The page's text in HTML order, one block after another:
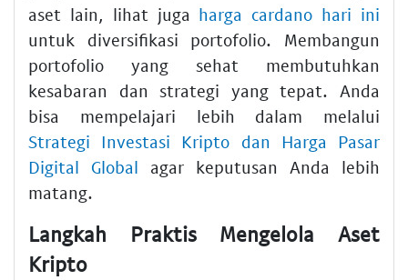
aset lain, lihat juga harga cardano hari ini
untuk diversifikasi portofolio. Membangun
portofolio yang sehat membutuhkan
kesabaran dan strategi yang tepat. Anda
bisa mempelajari lebih dalam melalui
Strategi Investasi Kripto dan Harga Pasar
Digital Global agar keputusan Anda lebih
matang.
Langkah Praktis Mengelola Aset
Kripto